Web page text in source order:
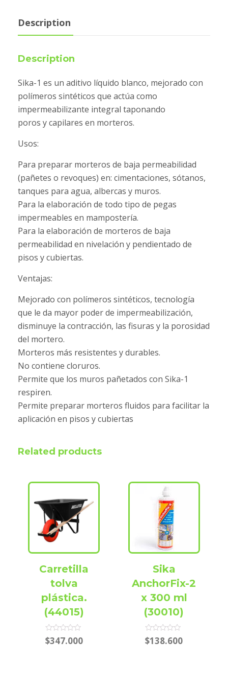
Description
Description
Sika-1 es un aditivo líquido blanco, mejorado con
polímeros sintéticos que actúa como
impermeabilizante integral taponando
poros y capilares en morteros.
Usos:
Para preparar morteros de baja permeabilidad
(pañetes o revoques) en: cimentaciones, sótanos,
tanques para agua, albercas y muros.
Para la elaboración de todo tipo de pegas
impermeables en mampostería.
Para la elaboración de morteros de baja
permeabilidad en nivelación y pendientado de
pisos y cubiertas.
Ventajas:
Mejorado con polímeros sintéticos, tecnología
que le da mayor poder de impermeabilización,
disminuye la contracción, las fisuras y la porosidad
del mortero.
Morteros más resistentes y durables.
No contiene cloruros.
Permite que los muros pañetados con Sika-1
respiren.
Permite preparar morteros fluidos para facilitar la
aplicación en pisos y cubiertas
Related products
Carretilla
tolva
plástica.
(44015)
Rated
0
$347.000
Sika
AnchorFix-2
x 300 ml
(30010)
Rated
0
$138.600